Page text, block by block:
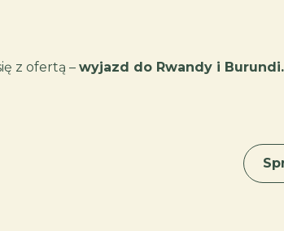
z ofertą – wyjazd do Rwandy i Burundi.